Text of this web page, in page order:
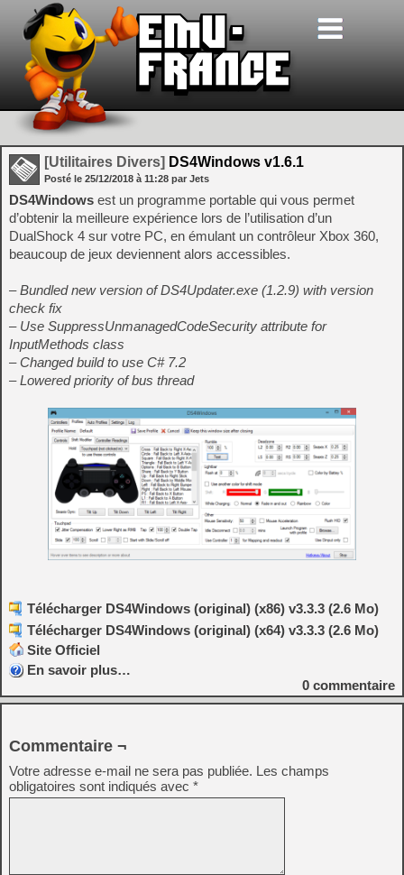
[Utilitaires Divers] DS4Windows v1.6.1
Posté le 25/12/2018 à 11:28 par Jets
DS4Windows est un programme portable qui vous permet
d’obtenir la meilleure expérience lors de l’utilisation d’un
DualShock 4 sur votre PC, en émulant un contrôleur Xbox 360,
beaucoup de jeux deviennent alors accessibles.
– Bundled new version of DS4Updater.exe (1.2.9) with version
check fix
– Use SuppressUnmanagedCodeSecurity attribute for
InputMethods class
– Changed build to use C# 7.2
– Lowered priority of bus thread
Télécharger DS4Windows (original) (x86) v3.3.3 (2.6 Mo)
Télécharger DS4Windows (original) (x64) v3.3.3 (2.6 Mo)
Site Officiel
En savoir plus…
0 commentaire
Commentaire ¬
Votre adresse e-mail ne sera pas publiée. Les champs
obligatoires sont indiqués avec *